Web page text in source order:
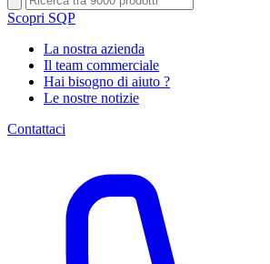
Scopri SQP
La nostra azienda
Il team commerciale
Hai bisogno di aiuto ?
Le nostre notizie
Contattaci